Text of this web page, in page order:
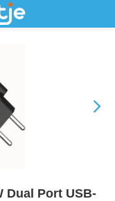
Dual Port USB-